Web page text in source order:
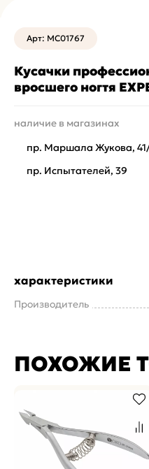
Арт: MC01767
Кусачки
вросшего ногтя
наличие в магазинах
пр. Маршала Жукова,
пр. Испытателей, 39
характеристики
Производитель
ПОХОЖИЕ